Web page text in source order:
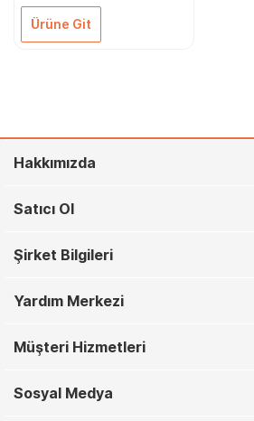
Ürüne Git
Hakkımızda
Satıcı Ol
Şirket Bilgileri
Yardım Merkezi
Müşteri Hizmetleri
Sosyal Medya